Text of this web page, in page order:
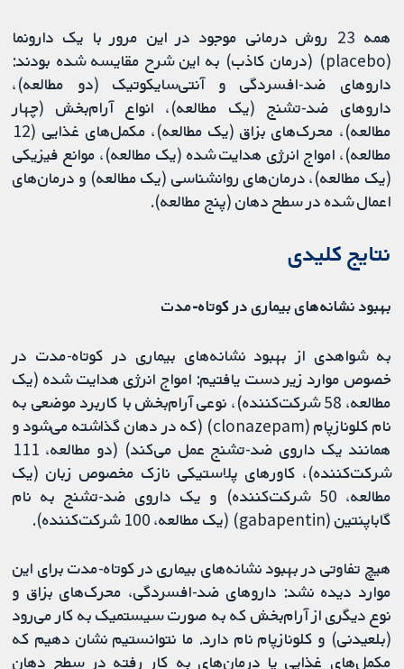
همه 23 روش درمانی موجود در این مرور با یک دارونما
(placebo) (درمان کاذب) به این شرح مقایسه شده بودند:
داروهای ضد-افسردگی و آنتی‌سایکوتیک (دو مطالعه)،
داروهای ضد-تشنج (یک مطالعه)، انواع آرام‌بخش (چهار
مطالعه)، محرک‌های بزاق (یک مطالعه)، مکمل‌های غذایی (12
مطالعه)، امواج انرژی هدایت شده (یک مطالعه)، موانع فیزیکی
(یک مطالعه)، درمان‌های روانشناسی (یک مطالعه) و درمان‌های
اعمال شده در سطح دهان (پنج مطالعه).
نتایج کلیدی
بهبود نشانه‌های بیماری در کوتاه‌-مدت
به شواهدی از بهبود نشانه‌های بیماری در کوتاه‌-مدت در
خصوص موارد زیر دست یافتیم: امواج انرژی هدایت شده (یک
مطالعه، 58 شرکت‌کننده)، نوعی آرام‌بخش با کاربرد موضعی به
نام کلونازپام (clonazepam) (که در دهان گذاشته می‌شود و
همانند یک داروی ضد-تشنج عمل می‎‌کند) (دو مطالعه، 111
شرکت‌کننده)، کاورهای پلاستیکی نازک مخصوص زبان (یک
مطالعه، 50 شرکت‌کننده) و یک داروی ضد-تشنج به نام
گاباپنتین (gabapentin) (یک مطالعه، 100 شرکت‌کننده).
هیچ تفاوتی در بهبود نشانه‌های بیماری در کوتاه‌-مدت برای این
موارد دیده نشد: داروهای ضد-افسردگی، محرک‌های بزاق و
نوع دیگری از آرام‌بخش که به صورت سیستمیک به کار می‌رود
(بلعیدنی) و کلونازپام نام دارد. ما نتوانستیم نشان دهیم که
مکمل‌های غذایی یا درمان‌های به کار رفته در سطح دهان